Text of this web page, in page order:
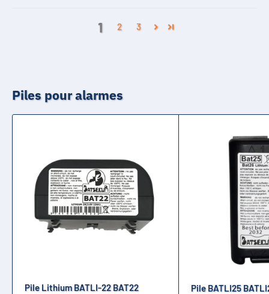
1 2 3
Piles pour alarmes
Pile Lithium BATLI-22 BAT22
Pile BATLI25